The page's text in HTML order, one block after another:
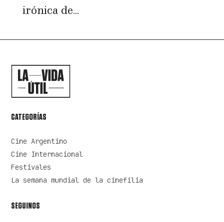
irónica de...
CATEGORÍAS
Cine Argentino
Cine Internacional
Festivales
La semana mundial de la cinefilia
SEGUINOS